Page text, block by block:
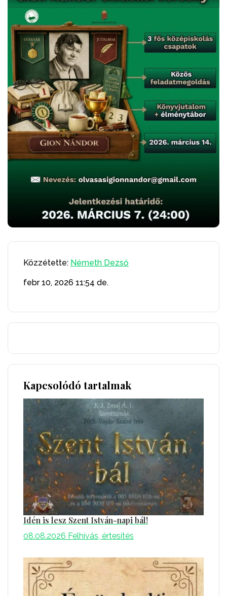
Közzétette: Németh Dezső
febr 10, 2026 11:54 de.
Kapcsolódó tartalmak
Idén is lesz Szent István-napi bál!
08.08.2026 Felhívás, értesítés